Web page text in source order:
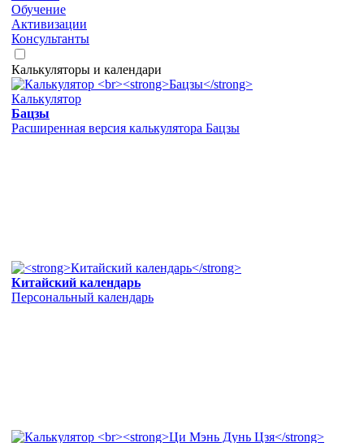
Обучение
Активизации
Консультанты
Калькуляторы и календари
Калькулятор
Бацзы
Расширенная версия калькулятора Бацзы
Китайский календарь
Персональный календарь